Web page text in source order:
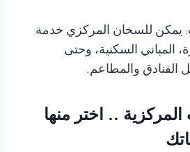
يمكن للسخان المركزي خدمة
المباني السكنية، وحتى
الفنادق والمطاعم.
المركزية .. اختر منها